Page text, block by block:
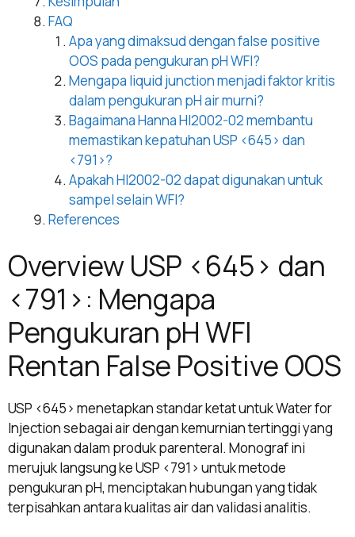
FAQ
Apa yang dimaksud dengan false positive
OOS pada pengukuran pH WFI?
Mengapa liquid junction menjadi faktor kritis
dalam pengukuran pH air murni?
Bagaimana Hanna HI2002-02 membantu
memastikan kepatuhan USP <645> dan
<791>?
Apakah HI2002-02 dapat digunakan untuk
sampel selain WFI?
References
Overview USP <645> dan
<791>: Mengapa
Pengukuran pH WFI
Rentan False Positive OOS
USP <645> menetapkan standar ketat untuk Water for
Injection sebagai air dengan kemurnian tertinggi yang
digunakan dalam produk parenteral. Monograf ini
merujuk langsung ke USP <791> untuk metode
pengukuran pH, menciptakan hubungan yang tidak
terpisahkan antara kualitas air dan validasi analitis.